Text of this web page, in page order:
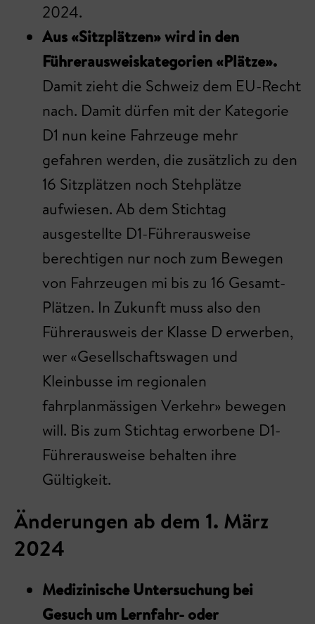
2024.
Aus «Sitzplätzen» wird in den
Führerausweiskategorien «Plätze».
Damit zieht die Schweiz dem EU-Recht
nach. Damit dürfen mit der Kategorie
D1 nun keine Fahrzeuge mehr
gefahren werden, die zusätzlich zu den
16 Sitzplätzen noch Stehplätze
aufwiesen. Ab dem Stichtag
ausgestellte D1-Führerausweise
berechtigen nur noch zum Bewegen
von Fahrzeugen mi bis zu 16 Gesamt-
Plätzen. In Zukunft muss also den
Führerausweis der Klasse D erwerben,
wer «Gesellschaftswagen und
Kleinbusse im regionalen
fahrplanmässigen Verkehr» bewegen
will. Bis zum Stichtag erworbene D1-
Führerausweise behalten ihre
Gültigkeit.
Änderungen ab dem 1. März
2024
Medizinische Untersuchung bei
Gesuch um Lernfahr- oder